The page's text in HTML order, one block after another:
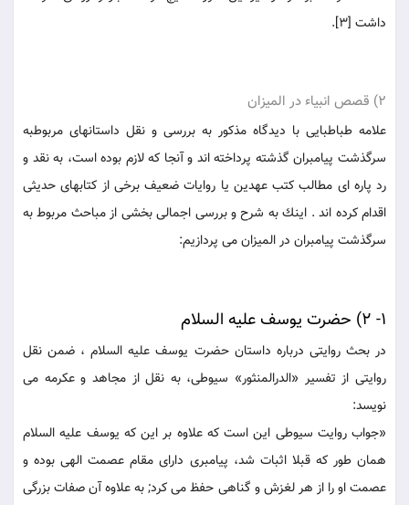
داشت [3].
2) قصص انبياء در الميزان
علامه طباطبايى با ديدگاه مذكور به بررسى و نقل داستانهاى مربوطبه
سرگذشت پيامبران گذشته پرداخته اند و آنجا كه لازم بوده است، به نقد و
رد پاره اى مطالب كتب عهدين يا روايات ضعيف برخى از كتابهاى حديثى
اقدام كرده اند . اينك به شرح و بررسى اجمالى بخشى از مباحث مربوط به
سرگذشت پيامبران در الميزان می پردازيم:
1- 2) حضرت يوسف عليه السلام
در بحث روايتى درباره داستان حضرت يوسف عليه السلام ، ضمن نقل
روايتى از تفسير «الدرالمنثور» سيوطى، به نقل از مجاهد و عكرمه می
نويسد:
«جواب روايت سيوطى اين است كه علاوه بر اين كه يوسف عليه السلام
همان طور كه قبلا اثبات شد، پيامبرى داراى مقام عصمت الهى بوده و
عصمت او را از هر لغزش و گناهى حفظ می كرد; به علاوه آن صفات بزرگى